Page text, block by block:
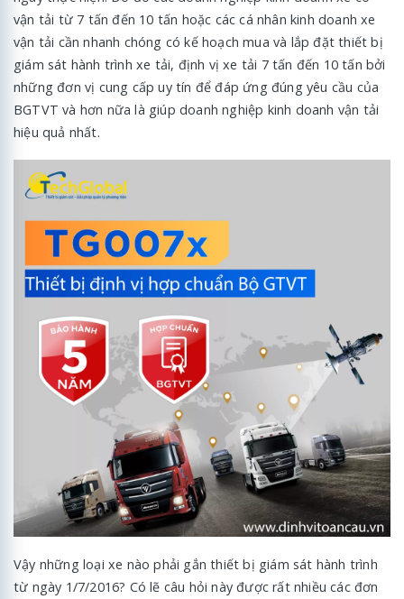
vận tải từ 7 tấn đến 10 tấn hoặc các cá nhân kinh doanh xe
vận tải cần nhanh chóng có kế hoạch mua và lắp đặt thiết bị
giám sát hành trình xe tải, định vị xe tải 7 tấn đến 10 tấn bởi
những đơn vị cung cấp uy tín để đáp ứng đúng yêu cầu của
BGTVT và hơn nữa là giúp doanh nghiệp kinh doanh vận tải
hiệu quả nhất.
Vậy những loại xe nào phải gắn thiết bị giám sát hành trình
từ ngày 1/7/2016? Có lẽ câu hỏi này được rất nhiều các đơn